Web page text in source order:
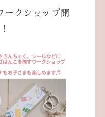
ークショップ開